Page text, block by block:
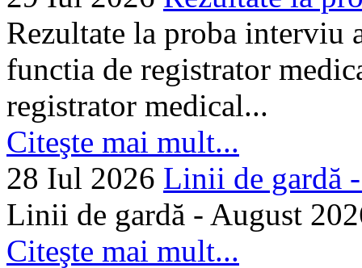
Rezultate la proba interviu
functia de registrator
registrator medical...
Citeşte mai mult...
28 Iul 2026 Linii de gardă
Linii de gardă - August
Citeşte mai mult...